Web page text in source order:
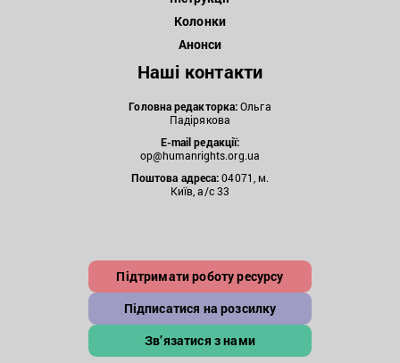
Колонки
Анонси
Наші контакти
Головна редакторка:Ольга
Падірякова
E-mail редакції:
op@humanrights.org.ua
Поштова адреса:04071, м.
Київ, а/с 33
Підтримати роботу ресурсу
Підписатися на розсилку
Зв’язатися з нами